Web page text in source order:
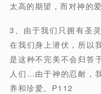
太高的期望，而对神的
3、由于我们只拥有圣
在我们身上潜伏，所以
是这种不完美不会归答
人们…由于神的忍耐，
养和珍爱。P112